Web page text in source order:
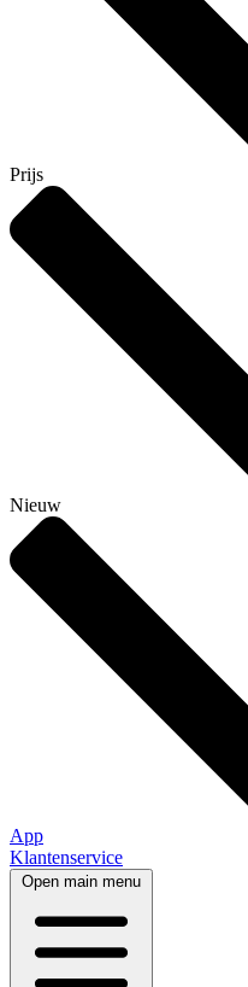
Prijs
Nieuw
App
Klantenservice
Open main menu